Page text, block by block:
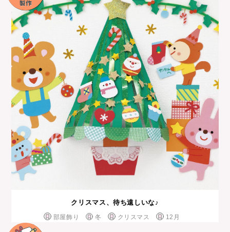
クリスマス、待ち遠しいな♪
部屋飾り 冬 クリスマス 12月